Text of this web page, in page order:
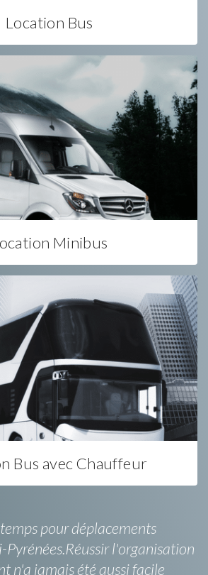
Location Bus
Minibus
Bus avec Chauffeur
pour déplacements
Pyrénées.Réussir l'organisation
n'a jamais été aussi facile